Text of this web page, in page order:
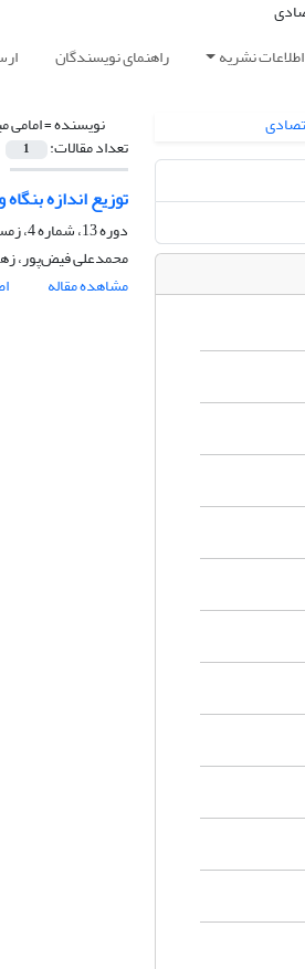
اطلاعات نشریه راهنمای نویسندگان
نویسنده =امامی
تعداد مقالات: 1
توزیع اندازه
دوره 13، شماره 4، زمستان 1392، صفحه
محمدعلی فیض‌پور،
مشاهده مقاله